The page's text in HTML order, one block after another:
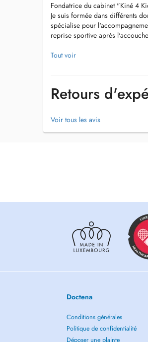
Fondatrice du cabinet "Kiné 4
Je suis formée dans différents
spécialise pour
reprise sportive après
Tout voir
Retours
Voir tous les avis
Doctena
Conditions générales
Politique de confidentialité
Déposer une plainte